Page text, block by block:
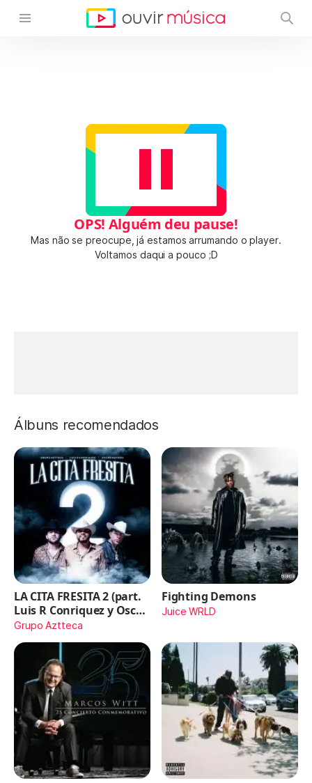
OPS! Alguém deu pause!
Mas não se preocupe, já estamos arrumando o player.
Voltamos daqui a pouco ;D
Álbuns recomendados
LA CITA FRESITA 2 (part.
Luis R Conriquez y Oscar
Maydon)
Grupo Aztteca
Fighting Demons
Juice WRLD